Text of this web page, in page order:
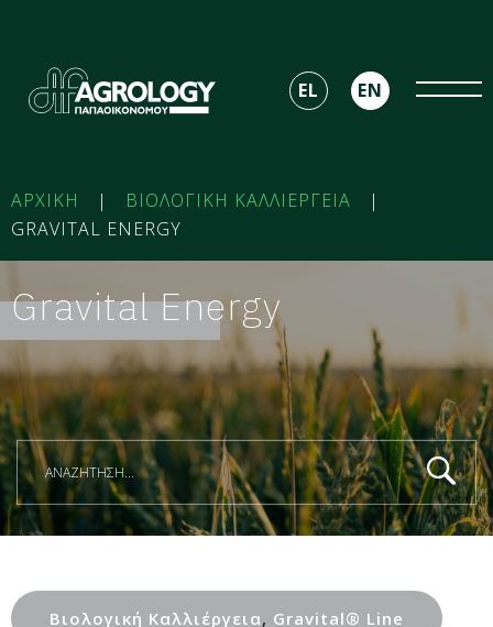
EL EN
ΑΡΧΙΚΗ | ΒΙΟΛΟΓΙΚΗ ΚΑΛΛΙΕΡΓΕΙΑ
|
GRAVITAL ENERGY
Gravital Energy
Βιολογική Καλλιέργεια, Gravital® Line